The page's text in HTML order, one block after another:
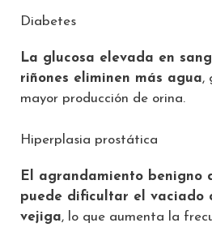
Diabetes
La glucosa elevada en
riñones eliminen más agua,
mayor producción de orina.
Hiperplasia prostática
El agrandamiento benigno
puede dificultar el vaciado
vejiga, lo que aumenta la